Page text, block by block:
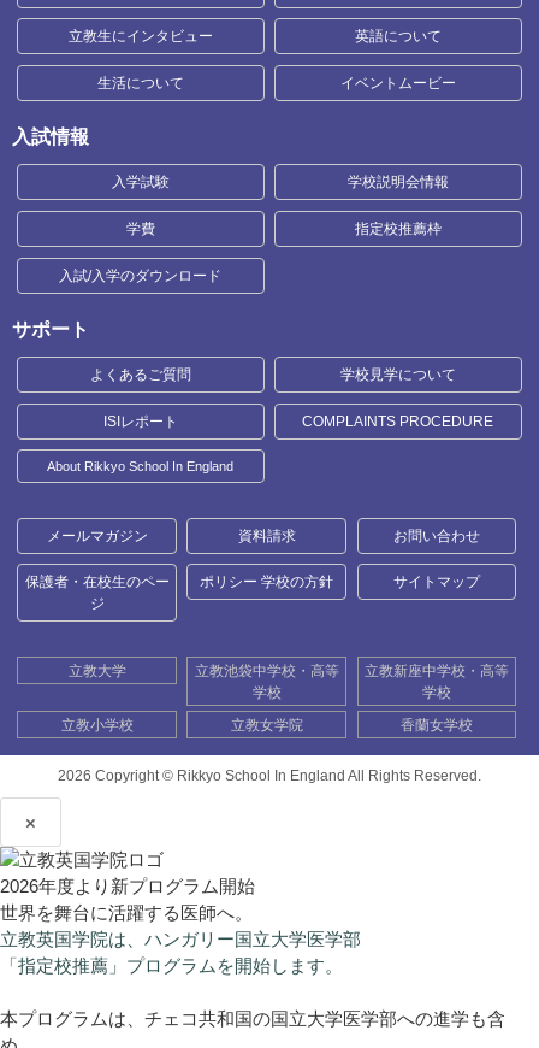
立教生にインタビュー 英語について
生活について イベントムービー
入試情報
入学試験 学校説明会情報
学費 指定校推薦枠
入試/入学のダウンロード
サポート
よくあるご質問 学校見学について
ISIレポート COMPLAINTS PROCEDURE
About Rikkyo School In England
メールマガジン 資料請求 お問い合わせ
保護者・在校生のペー
ジ
ポリシー 学校の方針 サイトマップ
立教大学
立教池袋中学校・高等
学校
立教新座中学校・高等
学校
立教小学校
立教女学院 香蘭女学校
2026 Copyright © Rikkyo School In England All Rights Reserved.
×
2026年度より新プログラム開始
世界を舞台に活躍する医師へ。
立教英国学院は、ハンガリー国立大学医学部
「指定校推薦」プログラムを開始します。
本プログラムは、チェコ共和国の国立大学医学部への進学も含